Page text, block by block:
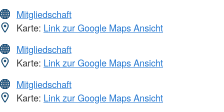
Mitgliedschaft
Karte: Link zur Google Maps Ansicht
Mitgliedschaft
Karte: Link zur Google Maps Ansicht
Mitgliedschaft
Karte: Link zur Google Maps Ansicht